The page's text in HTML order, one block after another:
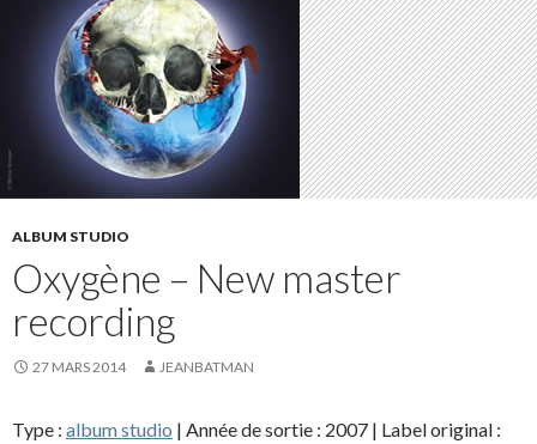
ALBUM STUDIO
Oxygène – New master
recording
27 MARS 2014 JEANBATMAN
Type : album studio | Année de sortie : 2007 | Label original :